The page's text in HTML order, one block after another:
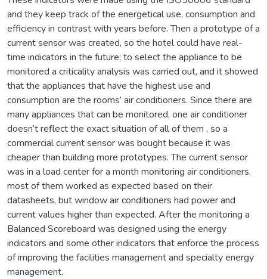
and they keep track of the energetical use, consumption and
efficiency in contrast with years before. Then a prototype of a
current sensor was created, so the hotel could have real-
time indicators in the future; to select the appliance to be
monitored a criticality analysis was carried out, and it showed
that the appliances that have the highest use and
consumption are the rooms’ air conditioners. Since there are
many appliances that can be monitored, one air conditioner
doesn’t reflect the exact situation of all of them , so a
commercial current sensor was bought because it was
cheaper than building more prototypes. The current sensor
was in a load center for a month monitoring air conditioners,
most of them worked as expected based on their
datasheets, but window air conditioners had power and
current values higher than expected. After the monitoring a
Balanced Scoreboard was designed using the energy
indicators and some other indicators that enforce the process
of improving the facilities management and specialty energy
management.